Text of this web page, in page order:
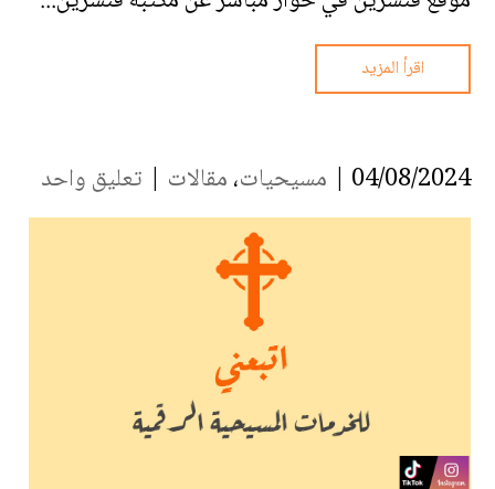
اقرأ المزيد
04/08/2024 | مسيحيات،مقالات | تعليق واحد